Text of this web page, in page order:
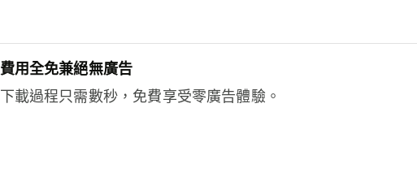
費用全免兼絕無廣告
下載過程只需數秒，免費享受零廣告體驗。